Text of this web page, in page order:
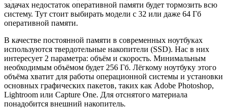
задачах недостаток оперативной памяти будет тормозить всю
систему. Тут стоит выбирать модели с 32 или даже 64 Гб
оперативной памяти.
В качестве постоянной памяти в современных ноутбуках
используются твердотельные накопители (SSD). Нас в них
интересует 2 параметра: объём и скорость. Минимальным
необходимым объёмом будет 256 Гб. Лёгкому ноутбуку этого
объёма хватит для работы операционной системы и установки
основных графических пакетов, таких как Adobe Photoshop,
Lightroom или Capture One. Для отснятого материала
понадобится внешний накопитель.